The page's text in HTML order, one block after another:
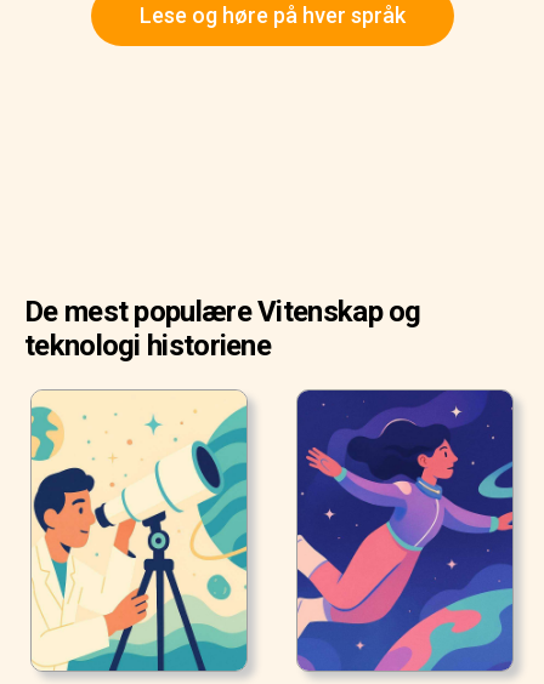
Lese og høre på hver språk
De mest populære Vitenskap og
teknologi historiene